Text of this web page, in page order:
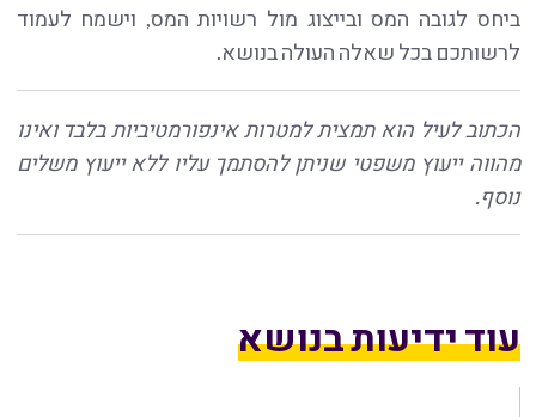
ביחס לגובה המס ובייצוג מול רשויות המס, וישמח לעמוד
לרשותכם בכל שאלה העולה בנושא.
הכתוב לעיל הוא תמצית למטרות אינפורמטיביות בלבד ואינו
מהווה ייעוץ משפטי שניתן להסתמך עליו ללא ייעוץ משלים
נוסף.
עוד ידיעות בנושא